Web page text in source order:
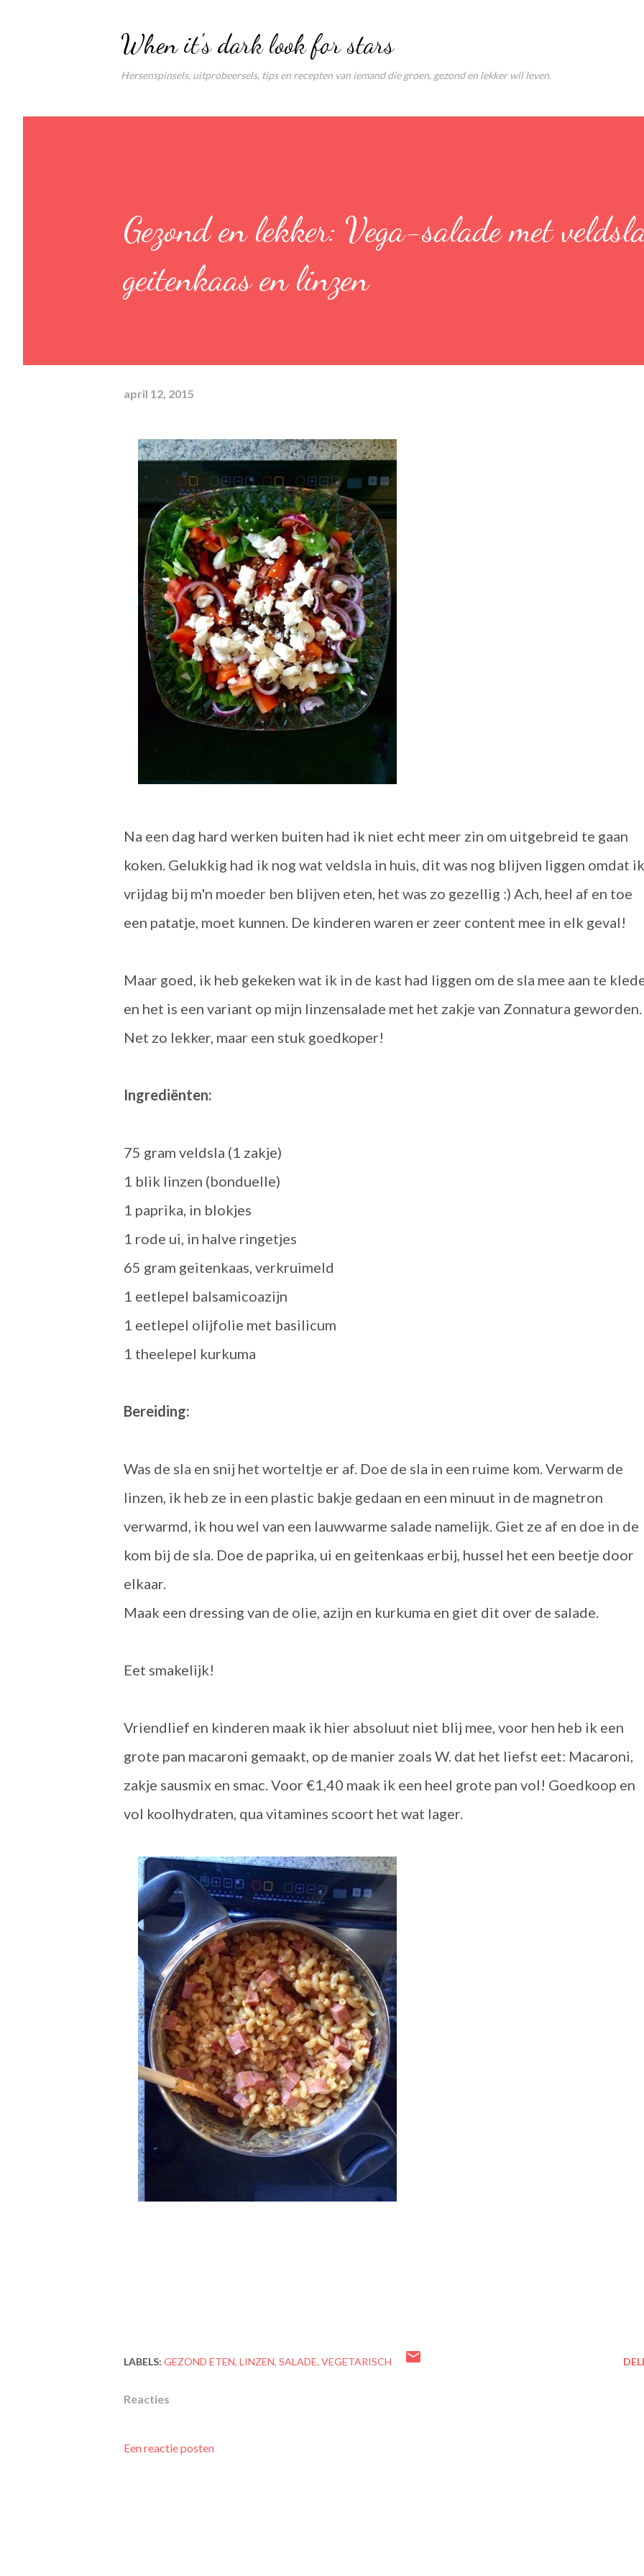
When it's dark look for stars
Hersenspinsels, uitprobeersels, tips en recepten van iemand die groen, gezond en lekker wil leven.
Gezond en lekker: Vega-salade met
geitenkaas en linzen
april 12, 2015
Na een dag hard werken buiten had ik niet echt meer zin om uitgebreid te gaan
koken. Gelukkig had ik nog wat veldsla in huis, dit was nog blijven liggen omdat ik
vrijdag bij m'n moeder ben blijven eten, het was zo gezellig :) Ach, heel af en toe
een patatje, moet kunnen. De kinderen waren er zeer content mee in elk geval!
Maar goed, ik heb gekeken wat ik in de kast had liggen om de sla mee aan te
en het is een variant op mijn linzensalade met het zakje van Zonnatura geworden.
Net zo lekker, maar een stuk goedkoper!
Ingrediënten:
75 gram veldsla (1 zakje)
1 blik linzen (bonduelle)
1 paprika, in blokjes
1 rode ui, in halve ringetjes
65 gram geitenkaas, verkruimeld
1 eetlepel balsamicoazijn
1 eetlepel olijfolie met basilicum
1 theelepel kurkuma
Bereiding:
Was de sla en snij het worteltje er af. Doe de sla in een ruime kom. Verwarm de
linzen, ik heb ze in een plastic bakje gedaan en een minuut in de magnetron
verwarmd, ik hou wel van een lauwwarme salade namelijk. Giet ze af en doe in de
kom bij de sla. Doe de paprika, ui en geitenkaas erbij, hussel het een beetje door
elkaar.
Maak een dressing van de olie, azijn en kurkuma en giet dit over de salade.
Eet smakelijk!
Vriendlief en kinderen maak ik hier absoluut niet blij mee, voor hen heb ik een
grote pan macaroni gemaakt, op de manier zoals W. dat het liefst eet: Macaroni,
zakje sausmix en smac. Voor €1,40 maak ik een heel grote pan vol! Goedkoop en
vol koolhydraten, qua vitamines scoort het wat lager.
LABELS: GEZOND ETEN LINZEN SALADE VEGETARISCH
Reacties
Een reactie posten